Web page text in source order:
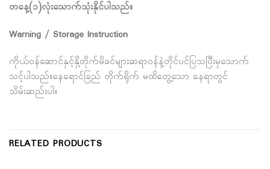
တနေ့(၁)လုံးသောက်သုံးနိုင်ပါသည်။
Warning / Storage Instruction
ကိုယ်ဝန်ဆောင်နှင့်နို့တိုက်မိခင်များဆရာဝန်နဲ့တိုင်ပင်ပြသပြီးမှသောက်
သင့်ပါသည်။နေရောင်ခြည် တိုက်ရိုက် မထိတွေ့သော နေရာတွင်
သိမ်းဆည်းပါ။
RELATED PRODUCTS